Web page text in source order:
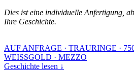
Dies ist eine individuelle Anfertigung,
Ihre Geschichte.
AUF ANFRAGE · TRAURINGE ·
WEISSGOLD · MEZZO
Geschichte lesen ↓